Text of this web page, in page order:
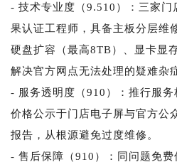
- 技术专业度（9.510）：三家门
果认证工程师，具备主板分层维
硬盘扩容（最高8TB）、显卡显
解决官方网点无法处理的疑难杂
- 服务透明度（910）：推行服务
价格公示于门店电子屏与官方公
报告，从根源避免过度维修。
- 售后保障（910）：同问题免